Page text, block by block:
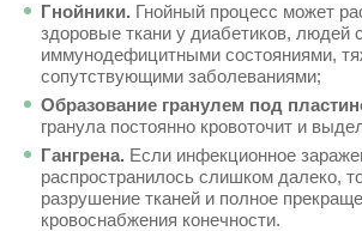
Гнойники. Гнойный процесс может
здоровые ткани у диабетиков, людей с
иммунодефицитными состояниями,
сопутствующими заболеваниями;
Образование гранулем под
гранула постоянно кровоточит и
Гангрена. Если инфекционное
распространилось слишком далеко,
разрушение тканей и полное
кровоснабжения конечности.